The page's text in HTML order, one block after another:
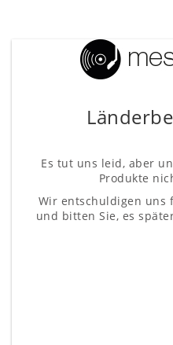
Es tut uns leid, aber
Produkte
Wir entschuldigen uns
und bitten Sie, es